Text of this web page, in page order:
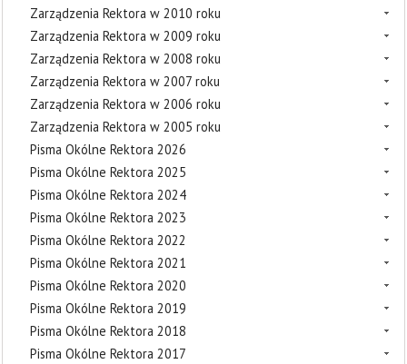
Zarządzenia Rektora w 2010 roku
Zarządzenia Rektora w 2009 roku
Zarządzenia Rektora w 2008 roku
Zarządzenia Rektora w 2007 roku
Zarządzenia Rektora w 2006 roku
Zarządzenia Rektora w 2005 roku
Pisma Okólne Rektora 2026
Pisma Okólne Rektora 2025
Pisma Okólne Rektora 2024
Pisma Okólne Rektora 2023
Pisma Okólne Rektora 2022
Pisma Okólne Rektora 2021
Pisma Okólne Rektora 2020
Pisma Okólne Rektora 2019
Pisma Okólne Rektora 2018
Pisma Okólne Rektora 2017